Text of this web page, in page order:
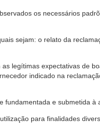
os necessários
sejam: o relato da
legítimas expectativas de
indicado na
e submetida à
para finalidades